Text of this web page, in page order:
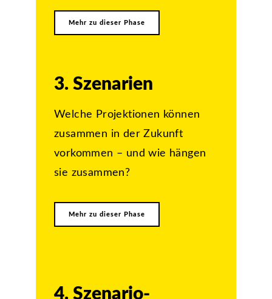
Mehr zu dieser Phase
3. Szenarien
Welche Projektionen können
zusammen in der Zukunft
vorkommen – und wie hängen
sie zusammen?
Mehr zu dieser Phase
4. Szenario­